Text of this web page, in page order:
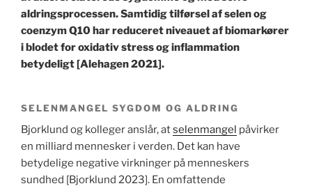
aldringsprocessen. Samtidig tilførsel af selen og
coenzym Q10 har reduceret niveauet af biomarkører
i blodet for oxidativ stress og inflammation
betydeligt [Alehagen 2021].
SELENMANGEL SYGDOM OG ALDRING
Bjorklund og kolleger anslår, atselenmangel påvirker
en milliard mennesker i verden. Det kan have
betydelige negative virkninger på menneskers
sundhed [Bjorklund 2023]. En omfattende